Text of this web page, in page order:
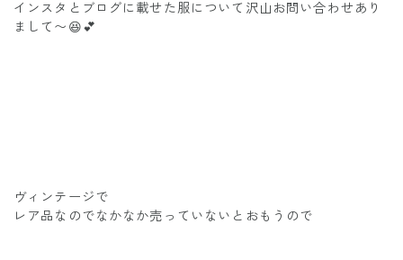
インスタとブログに載せた服について沢山お問い合わせあり
まして〜😆💕
ヴィンテージで
レア品なのでなかなか売っていないとおもうので